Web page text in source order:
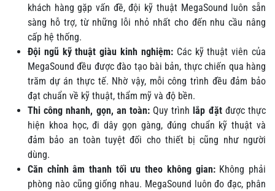
khách hàng gặp vấn đề, đội kỹ thuật MegaSound luôn sẵn
sàng hỗ trợ, từ những lỗi nhỏ nhất cho đến nhu cầu nâng
cấp hệ thống.
Đội ngũ kỹ thuật giàu kinh nghiệm:Các kỹ thuật viên của
MegaSound đều được đào tạo bài bản, thực chiến qua hàng
trăm dự án thực tế. Nhờ vậy, mỗi công trình đều đảm bảo
đạt chuẩn về kỹ thuật, thẩm mỹ và độ bền.
Thi công nhanh, gọn, an toàn:Quy trình lắp đặtđược thực
hiện khoa học, đi dây gọn gàng, đúng chuẩn kỹ thuật và
đảm bảo an toàn tuyệt đối cho thiết bị cũng như người
dùng.
Căn chỉnh âm thanh tối ưu theo không gian:Không phải
phòng nào cũng giống nhau. MegaSound luôn đo đạc, phân